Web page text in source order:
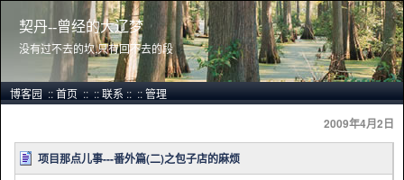
契丹--曾经的大辽梦
没有过不去的坎,只有回不去的段
博客园::首页::::联系::::管理
2009年4月2日
项目那点儿事---番外篇(二)之包子店的麻烦